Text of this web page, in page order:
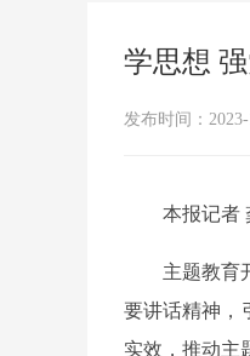
学思想
发布时间：
本报记者
主题教育
要讲话精神，
实效，推动主